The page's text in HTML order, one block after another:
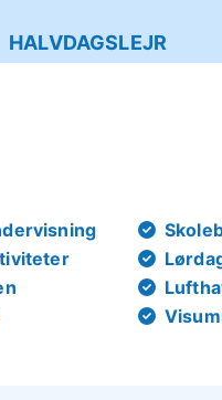
HALVDAGSLEJR